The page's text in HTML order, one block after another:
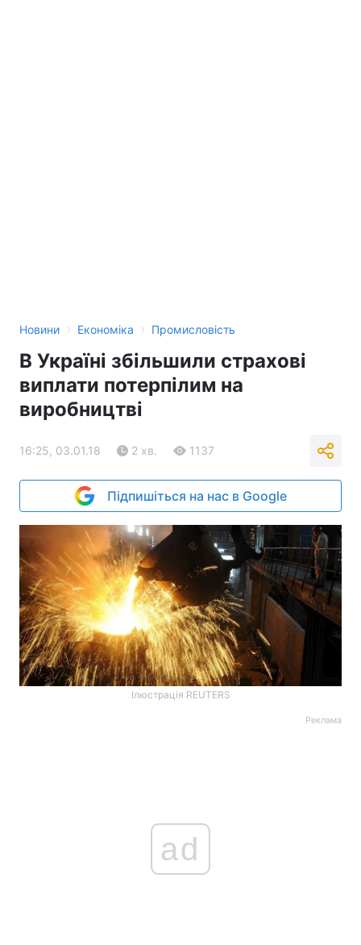
Новини › Економіка › Промисловість
В Україні збільшили страхові
виплати потерпілим на
виробництві
16:25, 03.01.18 2 хв. 1137
Підпишіться на нас в Google
Ілюстрація REUTERS
Реклама
ad